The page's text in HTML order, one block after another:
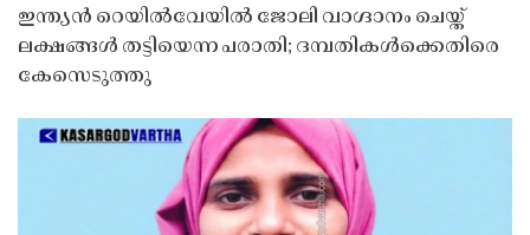
ഇന്ത്യൻ റെയിൽവേയിൽ ജോലി വാഗ്ദാനം ചെയ്ത്
ലക്ഷങ്ങൾ തട്ടിയെന്ന പരാതി; ദമ്പതികൾക്കെതിരെ
കേസെടുത്തു